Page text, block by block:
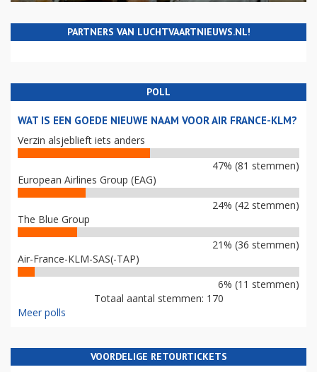
PARTNERS VAN LUCHTVAARTNIEUWS.NL!
POLL
WAT IS EEN GOEDE NIEUWE NAAM VOOR AIR FRANCE-KLM?
Verzin alsjeblieft iets anders
47% (81 stemmen)
European Airlines Group (EAG)
24% (42 stemmen)
The Blue Group
21% (36 stemmen)
Air-France-KLM-SAS(-TAP)
6% (11 stemmen)
Totaal aantal stemmen: 170
Meer polls
VOORDELIGE RETOURTICKETS